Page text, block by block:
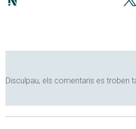
Disculpau, els comentaris es troben